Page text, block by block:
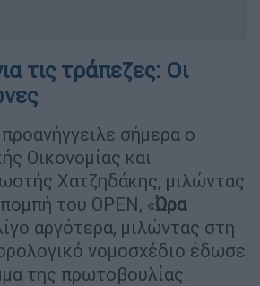
τις τράπεζες: Οι
σήμερα ο
Οικονομίας και
Χατζηδάκης, μιλώντας
του OPEN, «Ώρα
αργότερα, μιλώντας στη
νομοσχέδιο έδωσε
της πρωτοβουλίας.